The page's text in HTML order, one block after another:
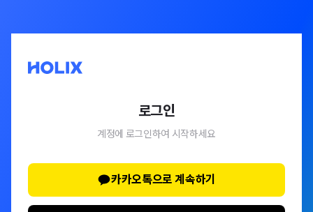
로그인
계정에 로그인하여 시작하세요
카카오톡으로 계속하기